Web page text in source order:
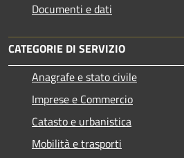
Documenti e dati
CATEGORIE DI SERVIZIO
Anagrafe e stato civile
Imprese e Commercio
Catasto e urbanistica
Mobilità e trasporti